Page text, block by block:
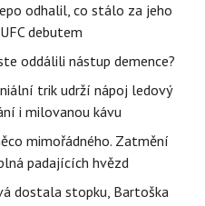
odhalil, co stálo za jeho
debutem
oddálili nástup demence?
trik udrží nápoj ledový
i milovanou kávu
mimořádného. Zatmění
padajících hvězd
dostala stopku, Bartoška